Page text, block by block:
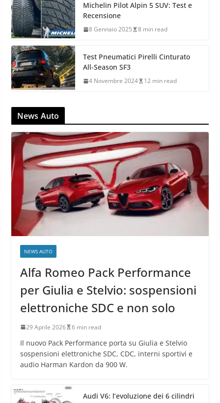
Michelin Pilot Alpin 5 SUV: Test e
Recensione
8 Gennaio 2025 8 min read
Test Pneumatici Pirelli Cinturato
All-Season SF3
4 Novembre 2024 12 min read
News Auto
NEWS AUTO
Alfa Romeo Pack Performance
per Giulia e Stelvio: sospensioni
elettroniche SDC e non solo
29 Aprile 2026 6 min read
Il nuovo Pack Performance porta su Giulia e Stelvio
sospensioni elettroniche SDC, CDC, interni sportivi e
audio Harman Kardon da 900 W.
Audi V6: l’evoluzione dei 6 cilindri